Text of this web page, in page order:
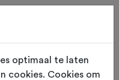
optimaal te laten
cookies. Cookies om